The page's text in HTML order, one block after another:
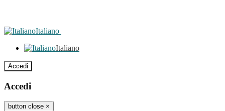
Italiano
Italiano
Accedi
Accedi
button close ×